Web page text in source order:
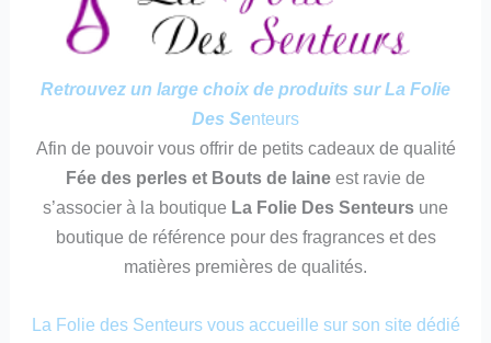
Retrouvez un large choix de produits sur La Folie
Des Senteurs
Afin de pouvoir vous offrir de petits cadeaux de qualité
Fée des perles et Bouts de laine est ravie de
s’associer à la boutique La Folie Des Senteurs une
boutique de référence pour des fragrances et des
matières premières de qualités.
La Folie des Senteurs vous accueille sur son site dédié